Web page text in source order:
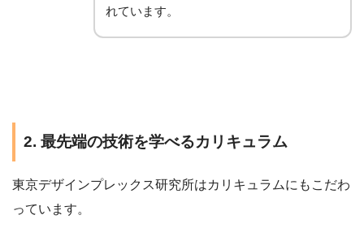
れています。
2. 最先端の技術を学べるカリキュラム
東京デザインプレックス研究所はカリキュラムにもこだわ
っています。